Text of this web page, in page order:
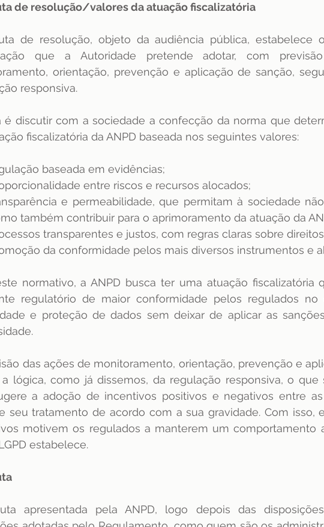
de resolução/valores da atuação fiscalizatória
de resolução, objeto da audiência pública, estabelece
que a Autoridade pretende adotar, com
orientação, prevenção e aplicação de sanção,
responsiva.
é discutir com a sociedade a confecção da norma que
fiscalizatória da ANPD baseada nos seguintes valores:
baseada em evidências;
entre riscos e recursos alocados;
e permeabilidade, que permitam à sociedade
também contribuir para o aprimoramento da atuação da
transparentes e justos, com regras claras sobre
da conformidade pelos mais diversos instrumentos e
normativo, a ANPD busca ter uma atuação fiscalizatória
regulatório de maior conformidade pelos regulados
e proteção de dados sem deixar de aplicar as
das ações de monitoramento, orientação, prevenção e
lógica, como já dissemos, da regulação responsiva, o que
a adoção de incentivos positivos e negativos entre as
seu tratamento de acordo com a sua gravidade. Com isso,
motivem os regulados a manterem um comportamento
estabelece.
apresentada pela ANPD, logo depois das